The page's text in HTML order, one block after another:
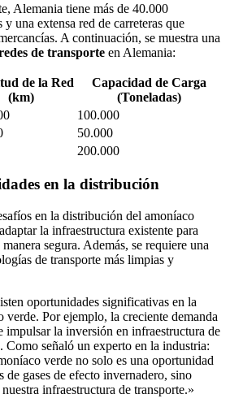
Alemania tiene más de 40.000
una extensa red de carreteras que
A continuación, se muestra una
de transporte en Alemania:
de la Red
(km)
Capacidad de Carga
(Toneladas)
100.000
50.000
200.000
en la distribución
en la distribución del amoníaco
la infraestructura existente para
segura. Además, se requiere una
de transporte más limpias y
oportunidades significativas en la
Por ejemplo, la creciente demanda
impulsar la inversión en infraestructura de
Como señaló un experto en la industria:
verde no solo es una oportunidad
de gases de efecto invernadero, sino
infraestructura de transporte.»